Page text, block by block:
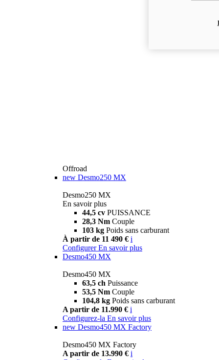
Offroad
new Desmo250 MX
Desmo250 MX
En savoir plus
44,5 cv PUISSANCE
28,3 Nm Couple
103 kg Poids sans carburant
À partir de 11 490 € i
Configurer En savoir plus
Desmo450 MX
Desmo450 MX
63,5 ch Puissance
53,5 Nm Couple
104,8 kg Poids sans carburant
A partir de 11.990 € i
Configurez-la En savoir plus
new Desmo450 MX Factory
Desmo450 MX Factory
A partir de 13.990 € i